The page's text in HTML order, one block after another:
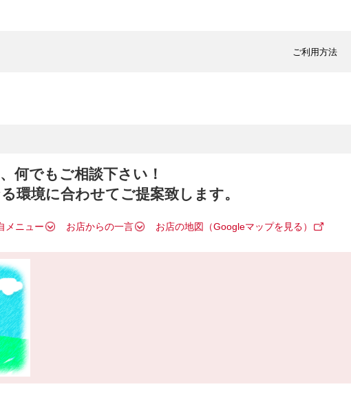
ご利用方法
何でもご相談下さい！
環境に合わせてご提案致します。
メニュー お店からの一言 お店の地図（Googleマップを見る）